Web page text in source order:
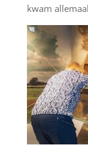
kwam